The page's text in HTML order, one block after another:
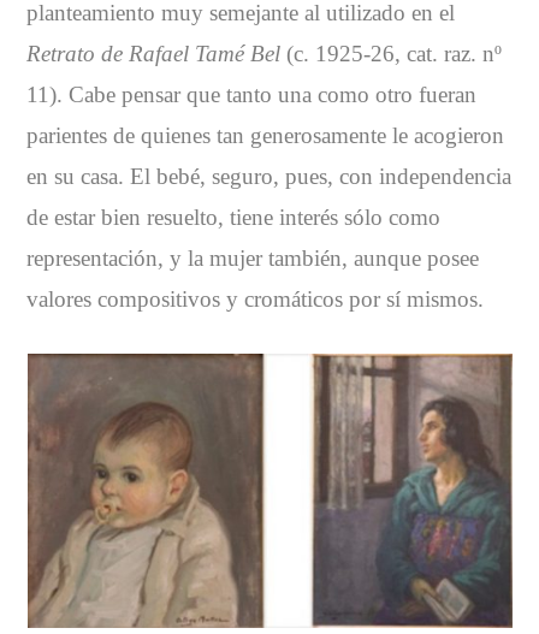
planteamiento muy semejante al utilizado en el
Retrato de Rafael Tamé Bel (c. 1925-26, cat. raz. nº
11). Cabe pensar que tanto una como otro fueran
parientes de quienes tan generosamente le acogieron
en su casa. El bebé, seguro, pues, con independencia
de estar bien resuelto, tiene interés sólo como
representación, y la mujer también, aunque posee
valores compositivos y cromáticos por sí mismos.